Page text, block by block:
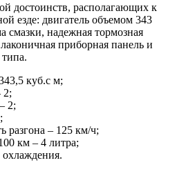
достоинств, располагающих к
езде: двигатель объемом 343
смазки, надежная тормозная
приборная панель и
типа.
куб.с м;
2;
2;
разгона – 125 км/ч;
км – 4 литра;
охлаждения.